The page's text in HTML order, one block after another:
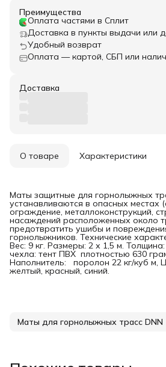
Преимущества
Оплата частями в Сплит
Доставка в пункты выдачи или
Удобный возврат
Оплата — картой, СБП или
Доставка
О товаре Характеристики
Маты защитные для горнолыжных
устанавливаются в опасных местах
ограждение, металлоконструкций,
насаждений расположенных около
предотвратить ушибы и
горнолыжников. Технические
Вес: 9 кг. Размеры: 2 х 1,5 м.
чехла: тент ПВХ плотностью 630
Наполнитель: поролон 22 кг/куб м,
желтый, красный, синий.
Маты для горнолыжных трасс DNN